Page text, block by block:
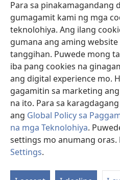
Para sa pinakamagandang
gumagamit kami ng mga
teknolohiya. Ang ilang
gumana ang aming
tanggihan. Puwede mong
iba pang cookies na
ang digital experience mo.
gagamitin sa marketing
na ito. Para sa
ang Global Policy sa
na mga Teknolohiya.
settings mo anumang oras.
Settings.
(may
na
bagong
window)
Watchtower ONLINE
(may
bubukas
na
bagong
window)
JW Hub ®
(may
bubukas
bagong
window)
JW Library ®
Watchtower Library®
Copyright© 2026 Watch Tower Bible
KASUNDUAN SA PAGGAMIT